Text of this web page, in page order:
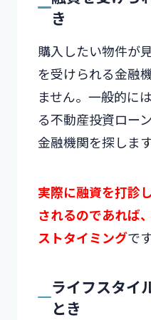
き
購入したい物件が
を受けられる金融
ません。一般的に
る不動産投資ロー
金融機関を探します
実際に融資を打診
されるのであれば
ストタイミングです
ライフスタイ
とき